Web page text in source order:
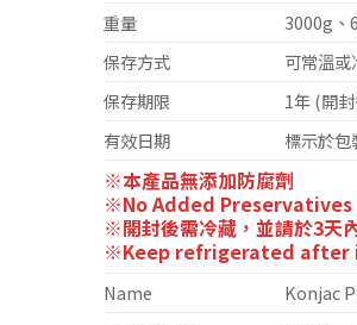
重量
3000g、
保存方式
可常溫或
保存期限
1年 (開
有效日期
標示於包
※本產品無添加防腐劑
※No Added Preservatives
※開封後需冷藏，並請於3天
※Keep refrigerated after
Name
Konjac